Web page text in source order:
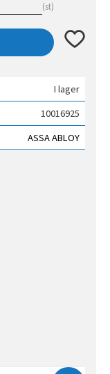
st
Lägg till
I lager
10016925
ASSA ABLOY